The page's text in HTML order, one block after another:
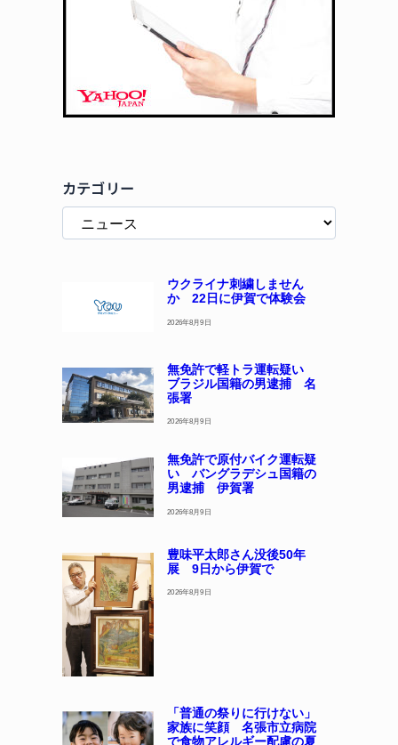
カテゴリー
ウクライナ刺繍しません
か 22日に伊賀で体験会
2026年8月9日
無免許で軽トラ運転疑い
ブラジル国籍の男逮捕 名
張署
2026年8月9日
無免許で原付バイク運転疑
い バングラデシュ国籍の
男逮捕 伊賀署
2026年8月9日
豊味平太郎さん没後50年
展 9日から伊賀で
2026年8月9日
「普通の祭りに行けない」
家族に笑顔 名張市立病院
で食物アレルギー配慮の夏